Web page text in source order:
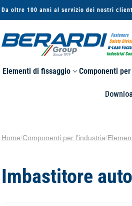
Da oltre 100 anni al servizio dei nostri
Elementi di fissaggio Componenti
Home/Componenti per l'industria/
Imbastitore